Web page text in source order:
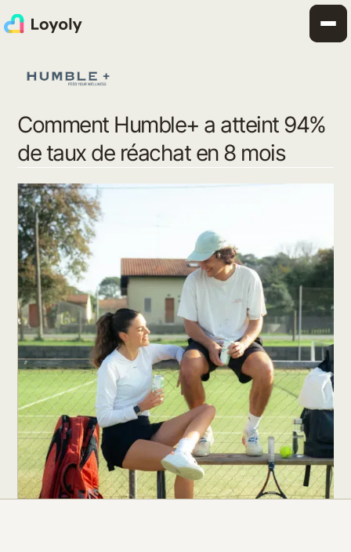
Comment Humble+ a atteint 94%
de taux de réachat en 8 mois